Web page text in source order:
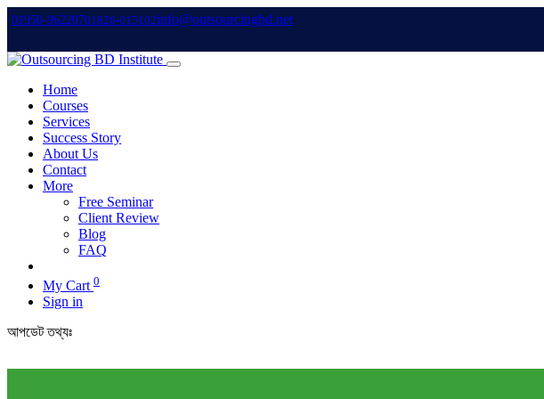
01950-96220701828-015102info@outsourcingbd.net
Home
Courses
Services
Success Story
About Us
Contact
More
Free Seminar
Client Review
Blog
FAQ
My Cart 0
Sign in
আপডেট তথ্যঃ